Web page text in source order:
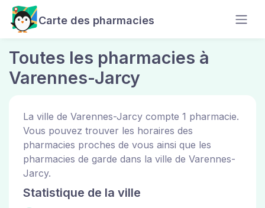
Carte des pharmacies
Toutes les pharmacies à
Varennes-Jarcy
La ville de Varennes-Jarcy compte 1 pharmacie.
Vous pouvez trouver les horaires des
pharmacies proches de vous ainsi que les
pharmacies de garde dans la ville de Varennes-
Jarcy.
Statistique de la ville